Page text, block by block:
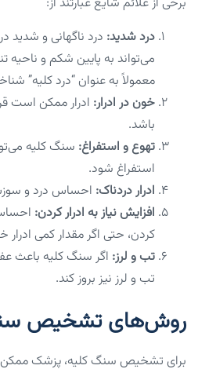
درد شدید: درد ناگهانی و شدید
می‌تواند به پایین شکم و ناحیه
معمولاً به عنوان “درد کلیه”
خون در ادرار: ادرار ممکن است
باشد.
تهوع و استفراغ: سنگ کلیه
استفراغ شود.
ادرار دردناک: احساس درد و
افزایش نیاز به ادرار کردن:
کردن، حتی اگر مقدار کمی ادرار
تب و لرز: اگر سنگ کلیه باعث
تب و لرز نیز بروز کند.
روش‌های تشخیص
برای تشخیص سنگ کلیه، پزشک